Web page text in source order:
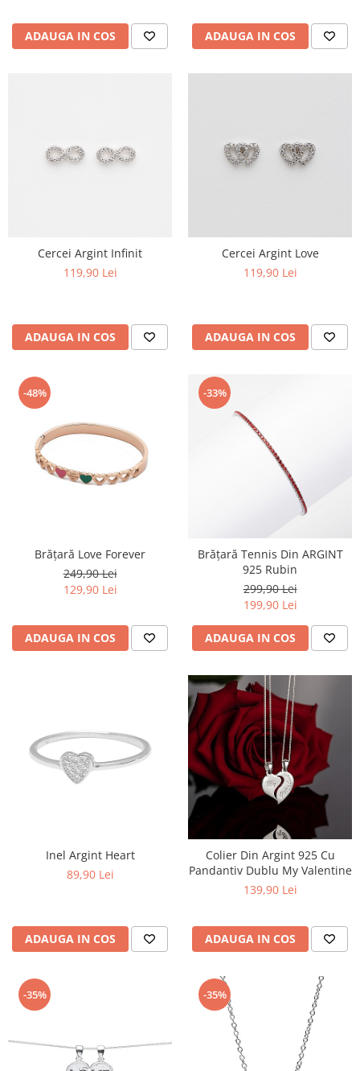
ADAUGA IN COS ADAUGA IN COS
Cercei Argint Infinit
119,90 Lei
ADAUGA IN COS
Cercei Argint Love
119,90 Lei
ADAUGA IN COS
-48%
Brățară Love Forever
249,90 Lei
129,90 Lei
ADAUGA IN COS
-33%
Brățară Tennis Din ARGINT
925 Rubin
299,90 Lei
199,90 Lei
ADAUGA IN COS
Inel Argint Heart
89,90 Lei
ADAUGA IN COS
Colier Din Argint 925 Cu
Pandantiv Dublu My Valentine
139,90 Lei
ADAUGA IN COS
-35% -35%